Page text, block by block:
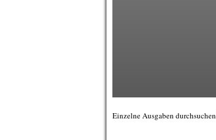
Einzelne Ausgaben durchsuchen